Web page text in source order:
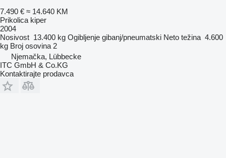
7.490 € ≈ 14.640 KM
Prikolica kiper
2004
Nosivost 13.400 kg Ogibljenje gibanj/pneumatski Neto težina 4.600
kg Broj osovina 2
Njemačka, Lübbecke
ITC GmbH & Co.KG
Kontaktirajte prodavca